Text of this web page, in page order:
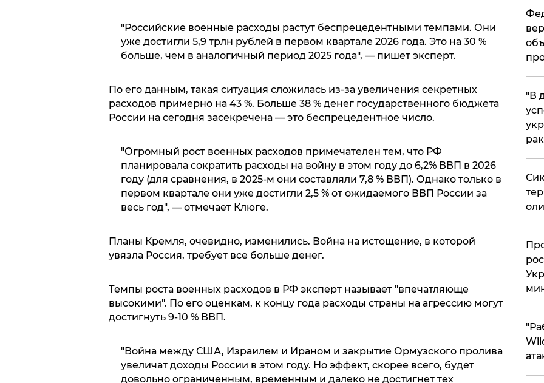
"Российские военные расходы растут беспрецедентными темпами. Они
уже достигли 5,9 трлн рублей в первом квартале 2026 года. Это на 30 %
больше, чем в аналогичный период 2025 года", — пишет эксперт.
По его данным, такая ситуация сложилась из-за увеличения секретных
расходов примерно на 43 %. Больше 38 % денег государственного бюджета
России на сегодня засекречена — это беспрецедентное число.
"Огромный рост военных расходов примечателен тем, что РФ
планировала сократить расходы на войну в этом году до 6,2% ВВП в 2026
году (для сравнения, в 2025-м они составляли 7,8 % ВВП). Однако только в
первом квартале они уже достигли 2,5 % от ожидаемого ВВП России за
весь год", — отмечает Клюге.
Планы Кремля, очевидно, изменились. Война на истощение, в которой
увязла Россия, требует все больше денег.
Темпы роста военных расходов в РФ эксперт называет "впечатляюще
высокими". По его оценкам, к концу года расходы страны на агрессию могут
достигнуть 9-10 % ВВП.
"Война между США, Израилем и Ираном и закрытие Ормузского пролива
увеличат доходы России в этом году. Но эффект, скорее всего, будет
довольно ограниченным, временным и далеко не достигнет тех
​"В